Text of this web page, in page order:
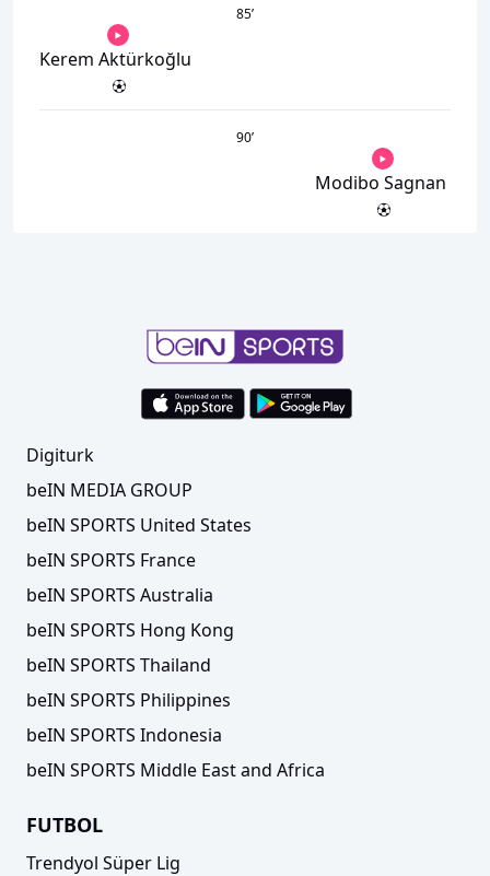
85’
Kerem Aktürkoğlu
90’
Modibo Sagnan
Digiturk
beIN MEDIA GROUP
beIN SPORTS United States
beIN SPORTS France
beIN SPORTS Australia
beIN SPORTS Hong Kong
beIN SPORTS Thailand
beIN SPORTS Philippines
beIN SPORTS Indonesia
beIN SPORTS Middle East and Africa
FUTBOL
Trendyol Süper Lig